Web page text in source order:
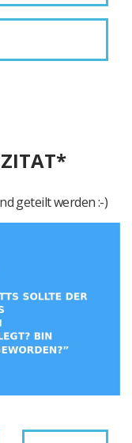
ZITAT*
geteilt werden :-)